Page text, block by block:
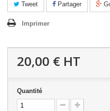
Tweet Partager
Imprimer
20,00 € HT
Quantité